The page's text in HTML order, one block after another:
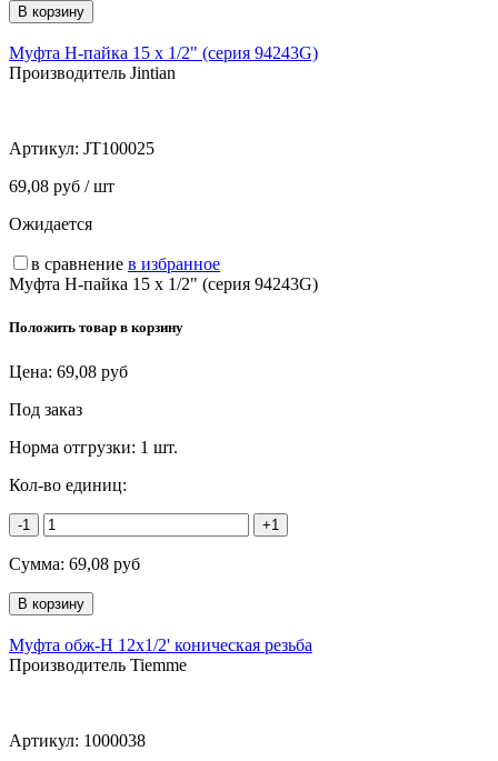
Муфта Н-пайка 15 х 1/2" (серия 94243G)
Производитель Jintian
Артикул: JT100025
69,08 руб / шт
Ожидается
в сравнение в избранное
Муфта Н-пайка 15 х 1/2" (серия 94243G)
Положить товар в корзину
Цена: 69,08 руб
Под заказ
Норма отгрузки: 1 шт.
Кол-во единиц:
-1 +1
Сумма: 69,08 руб
Муфта обж-Н 12х1/2' коническая резьба
Производитель Tiemme
Артикул: 1000038